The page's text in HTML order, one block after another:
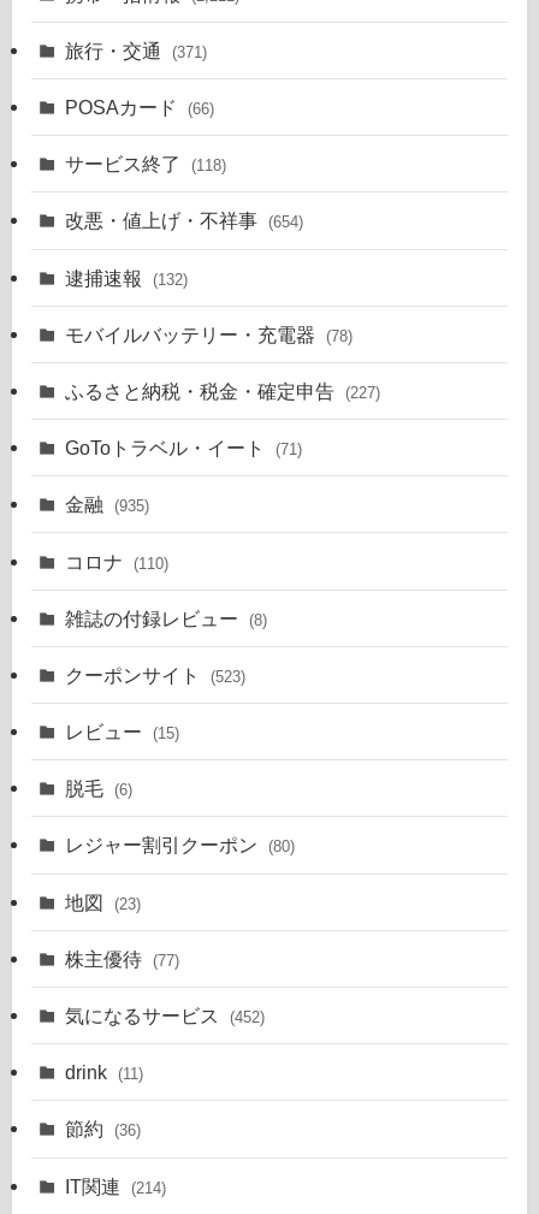
旅行・交通 (371)
POSAカード (66)
サービス終了 (118)
改悪・値上げ・不祥事 (654)
逮捕速報 (132)
モバイルバッテリー・充電器 (78)
ふるさと納税・税金・確定申告 (227)
GoToトラベル・イート (71)
金融 (935)
コロナ (110)
雑誌の付録レビュー (8)
クーポンサイト (523)
レビュー (15)
脱毛 (6)
レジャー割引クーポン (80)
地図 (23)
株主優待 (77)
気になるサービス (452)
drink (11)
節約 (36)
IT関連 (214)